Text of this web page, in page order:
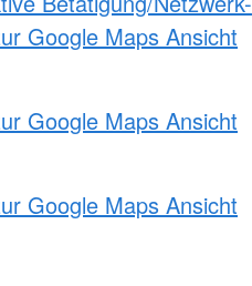
Google Maps Ansicht
Google Maps Ansicht
Google Maps Ansicht